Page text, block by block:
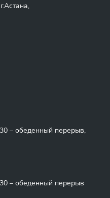
– обеденный перерыв,
– обеденный перерыв